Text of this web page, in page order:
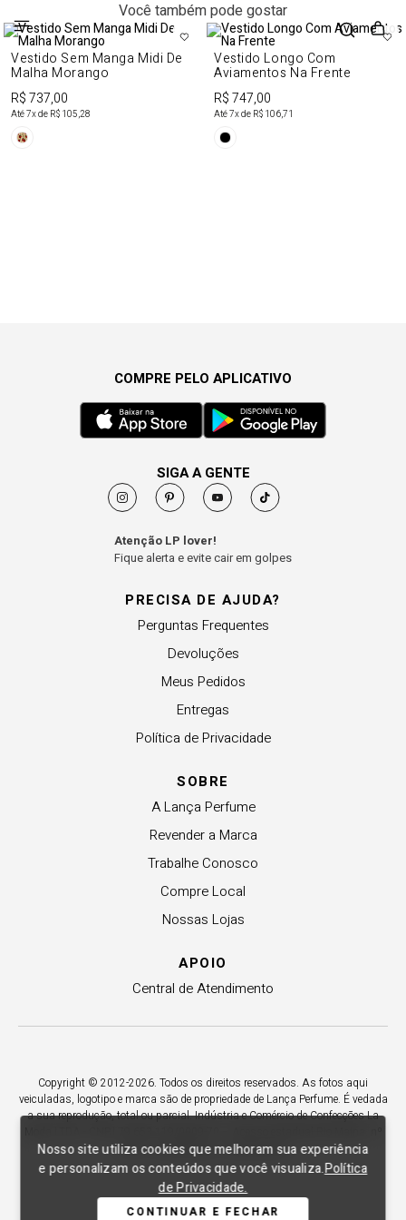
Nosso site utiliza cookies que melhoram sua experiência
e personalizam os conteúdos que você visualiza.Política
de Privacidade.
CONTINUAR E FECHAR
Você também pode gostar
Vestido Sem Manga Midi De
Malha Morango
R$ 737,00
Até7x de R$ 105,28
Vestido Longo Com
Aviamentos Na Frente
R$ 747,00
Até7x de R$ 106,71
PRECISA DE AJUDA?
Perguntas Frequentes
Devoluções
Meus Pedidos
Entregas
Política de Privacidade
SOBRE
A Lança Perfume
Revender a Marca
Trabalhe Conosco
Compre Local
Nossas Lojas
APOIO
Central de Atendimento
COMPRE PELO APLICATIVO
SIGA A GENTE
Atenção LP lover!
Fique alerta e evite cair em golpes
Copyright © 2012-2026. Todos os direitos reservados. As fotos aqui
veiculadas, logotipo e marca são de propriedade de Lança Perfume. É vedada
a sua reprodução, total ou parcial. Indústria e Comércio de Confecções La
1925 - Vila Macarini - Criciúma/SC.